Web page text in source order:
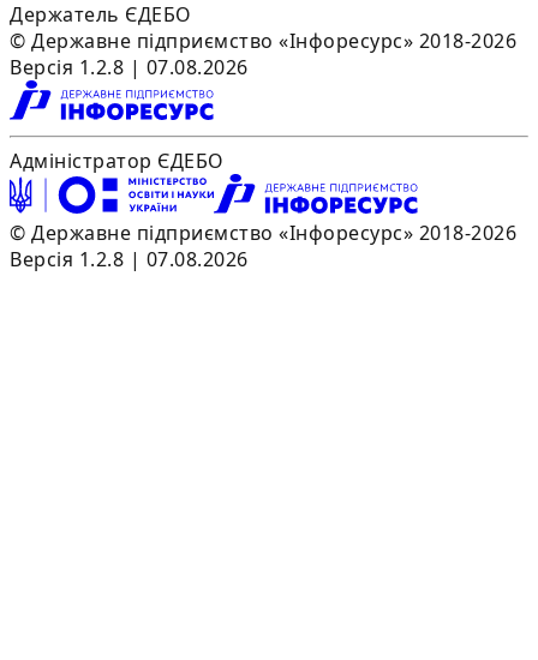
Держатель ЄДЕБО
© Державне підприємство «Інфоресурс» 2018-2026
Версія 1.2.8 | 07.08.2026
Адміністратор ЄДЕБО
© Державне підприємство «Інфоресурс» 2018-2026
Версія 1.2.8 | 07.08.2026